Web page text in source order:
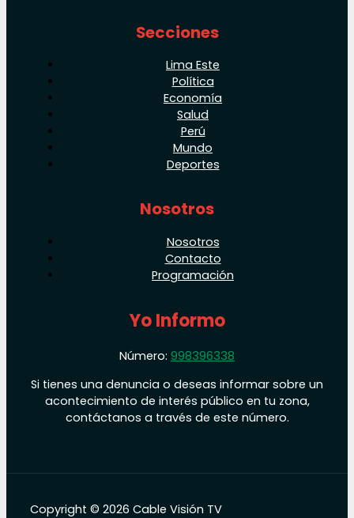
Secciones
Lima Este
Política
Economía
Salud
Perú
Mundo
Deportes
Nosotros
Nosotros
Contacto
Programación
Yo Informo
Número: 998396338
Si tienes una denuncia o deseas informar sobre un
acontecimiento de interés público en tu zona,
contáctanos a través de este número.
Copyright © 2026 Cable Visión TV